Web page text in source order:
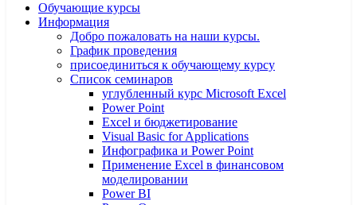
Обучающие курсы
Информация
Добро пожаловать на наши курсы.
График проведения
присоединиться к обучающему курсу
Список семинаров
углубленный курс Microsoft Excel
Power Point
Excel и бюджетирование
Visual Basic for Applications
Инфографика и Power Point
Применение Excel в финансовом
моделировании
Power BI